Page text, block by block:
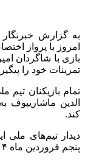
به گزارش خبرنگار
امروز با پرواز
بازی با شاگردان
تمرینات خود را
تمام بازیکنان تیم
الدین ماشاریپوف
کند.
پنجم فروردین ماه ۱۴۰۴ در ورزشگاه آزادی برگزار می‌شود.